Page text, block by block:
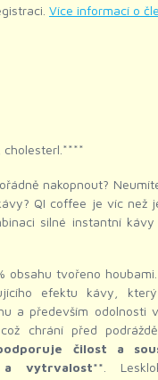
Více informací o
cholesterl.****
nakopnout?
QI coffee je víc než
silné instantní
obsahu tvořeno
efektu kávy,
a především odolnosti
chrání před
čilost a
vytrvalost** .